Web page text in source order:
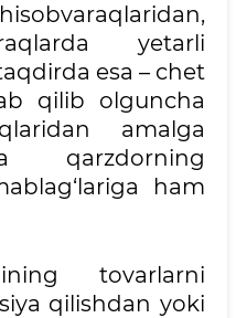
yetarli
esa – chet
qilib olguncha
amalga
qarzdorning
ham
tovarlarni
qilishdan yoki